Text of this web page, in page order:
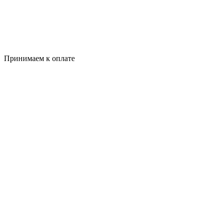
Принимаем к оплате